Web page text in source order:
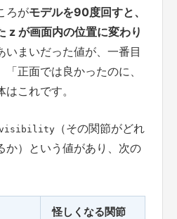
ろがモデルを90度回すと、
z が画面内の位置に変わり
いまいだった値が、一番目
正面では良かったのに、
これです。
（その関節がどれ
か）という値があり、次の
怪しくなる関節